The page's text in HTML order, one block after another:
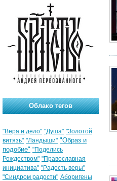
Облако тегов
"Вера и дело" "Душа" "Золотой
витязь" "Ландыши" "Образ и
подобие" "Поделись
Рождеством" "Православная
инициатива" "Радость веры"
"Синдром радости" Аборигены